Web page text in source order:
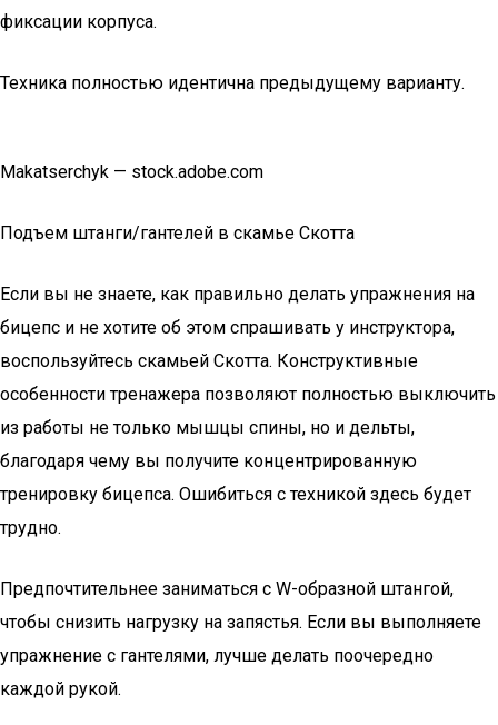
фиксации корпуса.
Техника полностью идентична предыдущему варианту.
Makatserchyk — stock.adobe.com
Подъем штанги/гантелей в скамье Скотта
Если вы не знаете, как правильно делать упражнения на
бицепс и не хотите об этом спрашивать у инструктора,
воспользуйтесь скамьей Скотта. Конструктивные
особенности тренажера позволяют полностью выключить
из работы не только мышцы спины, но и дельты,
благодаря чему вы получите концентрированную
тренировку бицепса. Ошибиться с техникой здесь будет
трудно.
Предпочтительнее заниматься с W-образной штангой,
чтобы снизить нагрузку на запястья. Если вы выполняете
упражнение с гантелями, лучше делать поочередно
каждой рукой.